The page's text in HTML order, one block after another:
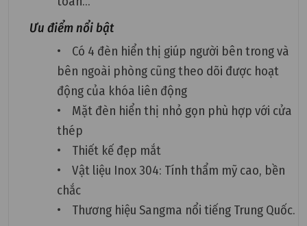
Ưu điểm nổi bật
• Có 4 đèn hiển thị giúp người bên trong và
bên ngoài phòng cũng theo dõi được hoạt
động của khóa liên động
• Mặt đèn hiển thị nhỏ gọn phù hợp với cửa
thép
• Thiết kế đẹp mắt
• Vật liệu Inox 304: Tính thẩm mỹ cao, bền
chắc
• Thương hiệu Sangma nổi tiếng Trung Quốc.